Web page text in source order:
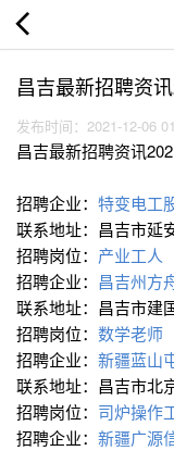
昌吉最新招聘资
发布时间：2021-12-06
昌吉最新招聘资讯
招聘企业： 特变电工
联系地址：昌吉市延
招聘岗位： 产业工人
招聘企业： 昌吉州方
联系地址：昌吉市建
招聘岗位： 数学老师
招聘企业： 新疆蓝山
联系地址：昌吉市北
招聘岗位： 司炉操作
招聘企业： 新疆广源